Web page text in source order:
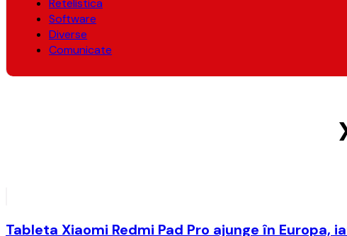
Retelistica
Software
Diverse
Comunicate
Tableta Xiaomi Redmi Pad Pro ajunge în Europa,